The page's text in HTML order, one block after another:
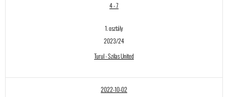
4-7
1. osztály
2023/24
Turul - Szilas United
2022-10-02